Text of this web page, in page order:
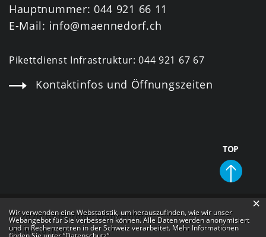
Hauptnummer: 044 921 66 11
E-Mail: info@maennedorf.ch
Pikettdienst Infrastruktur:044 921 67 67
Kontaktinfos und Öffnungszeiten
© 2026 Gemeinde Männedorf
Mein Konto
TOP
Webstatistik
Wir verwenden eine Webstatistik, um herauszufinden, wie wir unser
Webangebot für Sie verbessern können. Alle Daten werden anonymisiert
und in Rechenzentren in der Schweiz verarbeitet. Mehr Informationen
×